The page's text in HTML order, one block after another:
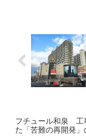
ケードを持っている
か、口のうるさいな
方々...
フチュール和泉 工
た「苦難の再開発」